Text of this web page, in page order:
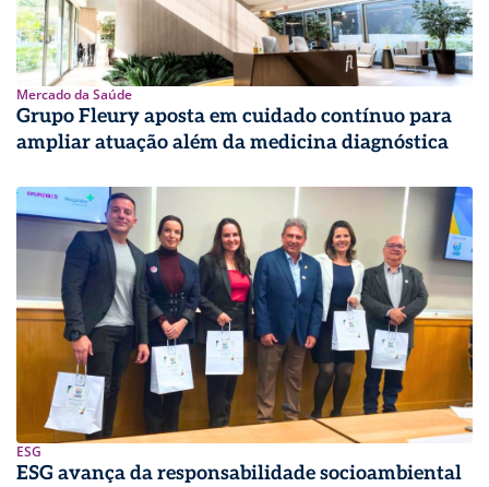
Mercado da Saúde
Grupo Fleury aposta em cuidado contínuo para
ampliar atuação além da medicina diagnóstica
ESG
ESG avança da responsabilidade socioambiental